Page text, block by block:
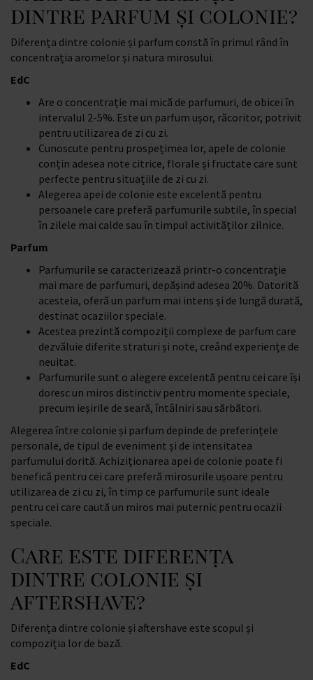
dintre parfum și colonie?
Diferența dintre colonie și parfum constă în primul rând în
concentrația aromelor și natura mirosului.
EdC
Are o concentrație mai mică de parfumuri, de obicei în
intervalul 2-5%. Este un parfum ușor, răcoritor, potrivit
pentru utilizarea de zi cu zi.
Cunoscute pentru prospețimea lor, apele de colonie
conțin adesea note citrice, florale și fructate care sunt
perfecte pentru situațiile de zi cu zi.
Alegerea apei de colonie este excelentă pentru
persoanele care preferă parfumurile subtile, în special
în zilele mai calde sau în timpul activităților zilnice.
Parfum
Parfumurile se caracterizează printr-o concentrație
mai mare de parfumuri, depășind adesea 20%. Datorită
acesteia, oferă un parfum mai intens și de lungă durată,
destinat ocaziilor speciale.
Acestea prezintă compoziții complexe de parfum care
dezvăluie diferite straturi și note, creând experiențe de
neuitat.
Parfumurile sunt o alegere excelentă pentru cei care își
doresc un miros distinctiv pentru momente speciale,
precum ieșirile de seară, întâlniri sau sărbători.
Alegerea între colonie și parfum depinde de preferințele
personale, de tipul de eveniment și de intensitatea
parfumului dorită. Achiziționarea apei de colonie poate fi
benefică pentru cei care preferă mirosurile ușoare pentru
utilizarea de zi cu zi, în timp ce parfumurile sunt ideale
pentru cei care caută un miros mai puternic pentru ocazii
speciale.
Care este diferența
dintre colonie și
aftershave?
Diferența dintre colonie și aftershave este scopul și
compoziția lor de bază.
EdC